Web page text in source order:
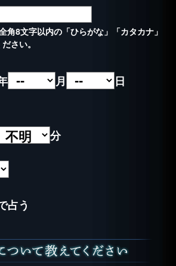
角8文字以内の「ひらがな」「カタカナ」
さい。
月 日
分
占う